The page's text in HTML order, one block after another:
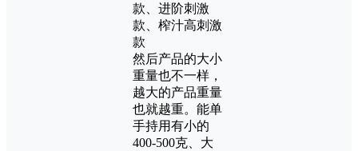
款、进阶刺激
款、榨汁高刺激
款
然后产品的大小
重量也不一样，
越大的产品重量
也就越重。能单
手持用有小的
400-500克、大